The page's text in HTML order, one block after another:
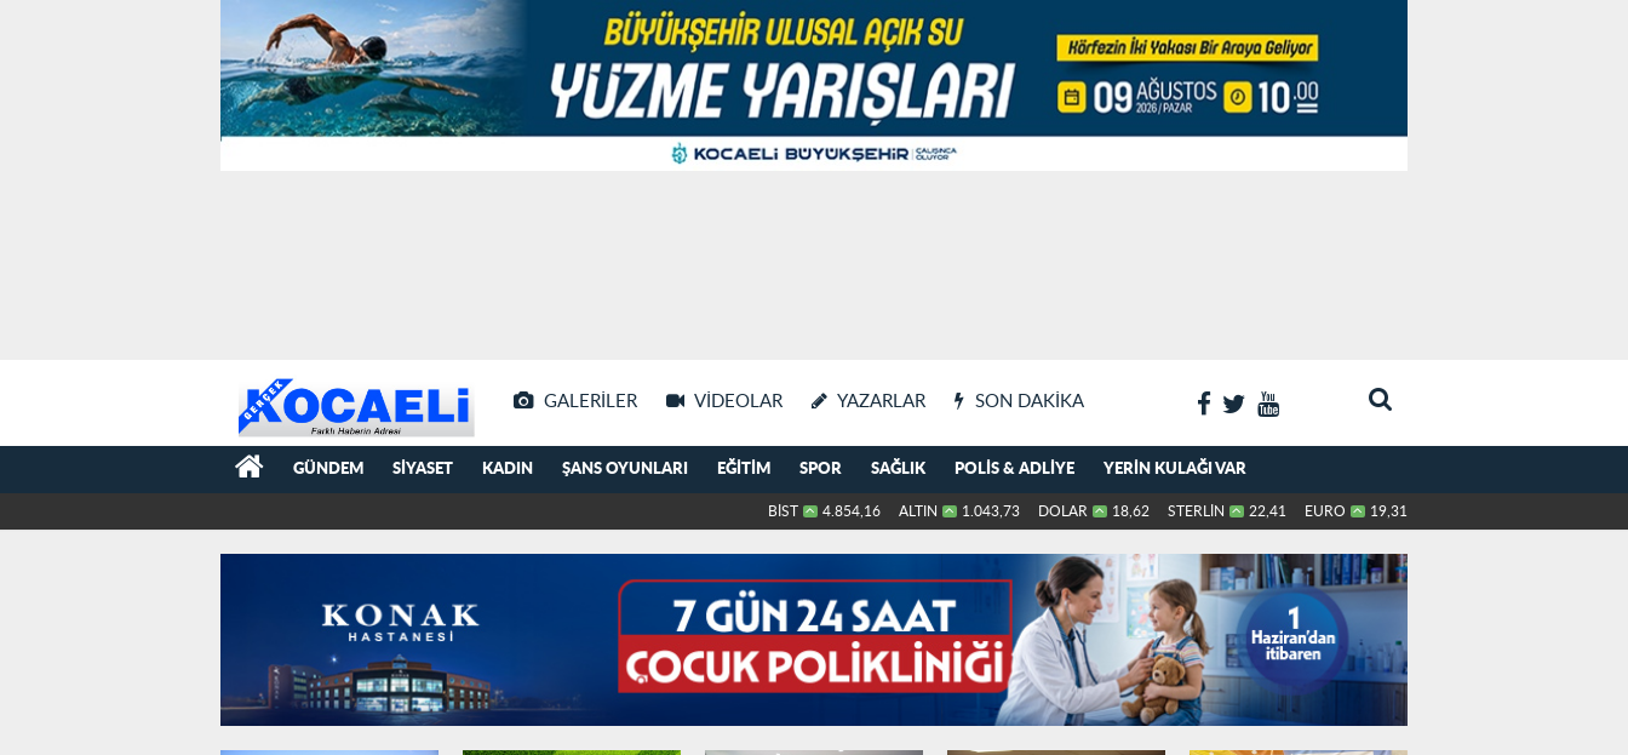
GALERILER VIDEOLAR YAZARLAR SON DAKIKA
GÜNDEM SIYASET KADIN ŞANS OYUNLARI EĞITIM SPOR SAĞLIK POLIS & ADLIYE YERIN KULAĞI VAR
BİST 4.854,16 ALTIN 1.043,73 DOLAR 18,62 STERLİN 22,41 EURO 19,31